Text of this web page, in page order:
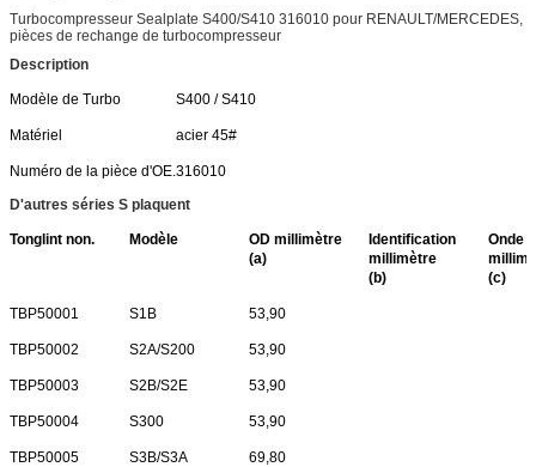
Turbocompresseur Sealplate S400/S410 316010 pour RENAULT/MERCEDES,
pièces de rechange de turbocompresseur
Description
Modèle de Turbo S400 / S410
Matériel acier 45#
Numéro de la pièce d'OE.316010
D'autres séries S plaquent
Tonglint non. Modèle
OD millimètre
(a)
Identification
millimètre
(b)
Onde
(c)
TBP50001 S1B 53,90
TBP50002 S2A/S200 53,90
TBP50003 S2B/S2E 53,90
TBP50004 S300 53,90
TBP50005 S3B/S3A 69,80